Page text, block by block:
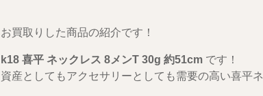
お買取りした商品の紹介です！
k18 喜平 ネックレス 8メンT 30g 約51cm です！
資産としてもアクセサリーとしても需要の高い喜平ネ